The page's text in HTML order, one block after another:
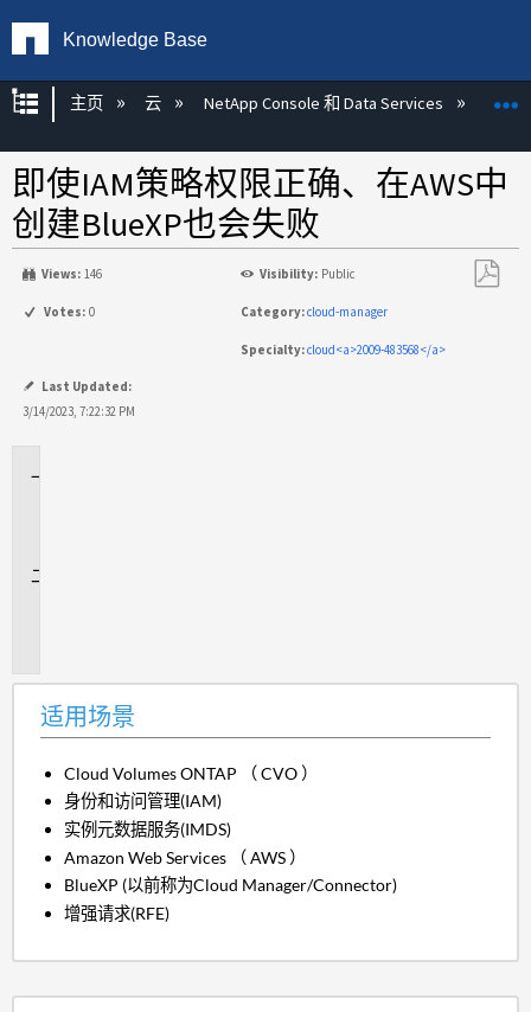
Knowledge Base
扩展/隐缩全局层次
主页 云 NetApp Console 和 Data Services
即使IAM策略权限正确、在AWS中
创建BlueXP也会失败
Views: 146 Visibility: Public
Votes: 0 Category:cloud-manager
Specialty:cloud<a>2009-483568</a>
Last Updated:
3/14/2023, 7:22:32 PM
适用场景
Cloud Volumes ONTAP （ CVO ）
身份和访问管理(IAM)
实例元数据服务(IMDS)
Amazon Web Services （ AWS ）
BlueXP (以前称为Cloud Manager/Connector)
增强请求(RFE)